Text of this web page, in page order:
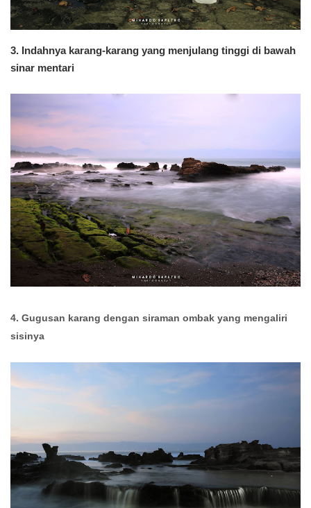
3. Indahnya karang-karang yang menjulang tinggi di bawah
sinar mentari
4. Gugusan karang dengan siraman ombak yang mengaliri
sisinya